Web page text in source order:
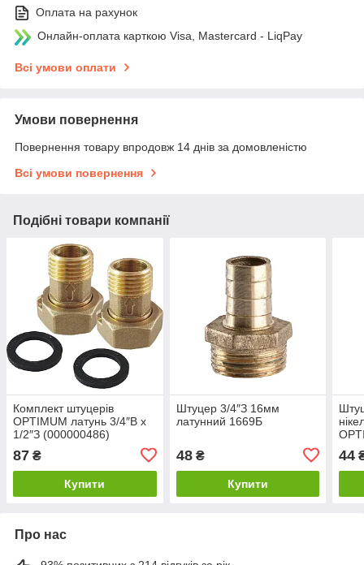
Оплата на рахунок
Онлайн-оплата карткою Visa, Mastercard - LiqPay
Всі умови оплати
Умови повернення
Повернення товару впродовж 14 днів за домовленістю
Всі умови повернення
Подібні товари компанії
Комплект штуцерів
OPTIMUM латунь 3/4″В х
1/2″З (000000486)
87 ₴
Купити
Штуцер 3/4″З 16мм
латунний 1669Б
48₴
Купити
44
Про нас